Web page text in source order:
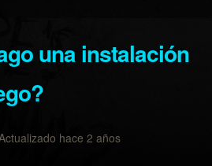
hace 2 años